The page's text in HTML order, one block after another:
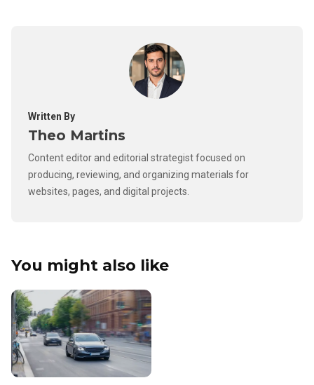
Written By
Theo Martins
Content editor and editorial strategist focused on
producing, reviewing, and organizing materials for
websites, pages, and digital projects.
You might also like